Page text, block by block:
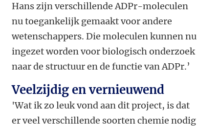
Hans zijn verschillende ADPr-moleculen
nu toegankelijk gemaakt voor andere
wetenschappers. Die moleculen kunnen nu
ingezet worden voor biologisch onderzoek
naar de structuur en de functie van ADPr.’
Veelzijdig en vernieuwend
'Wat ik zo leuk vond aan dit project, is dat
er veel verschillende soorten chemie nodig